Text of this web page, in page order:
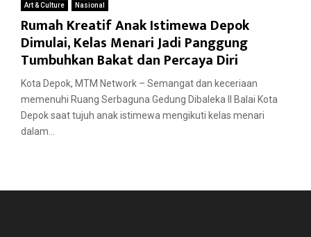
Art & Culture Nasional
Rumah Kreatif Anak Istimewa Depok
Dimulai, Kelas Menari Jadi Panggung
Tumbuhkan Bakat dan Percaya Diri
Kota Depok, MTM Network – Semangat dan keceriaan
memenuhi Ruang Serbaguna Gedung Dibaleka II Balai Kota
Depok saat tujuh anak istimewa mengikuti kelas menari
dalam...